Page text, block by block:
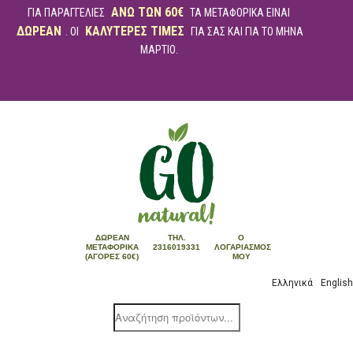
ΓΙΑ ΠΑΡΑΓΓΕΛΙΕΣ ΑΝΩ ΤΩΝ 60€ ΤΑ ΜΕΤΑΦΟΡΙΚΑ ΕΙΝΑΙ
ΔΩΡΕΑΝ . ΟΙ ΚΑΛΥΤΕΡΕΣ ΤΙΜΕΣ
ΓΙΑ ΣΑΣ ΚΑΙ ΓΙΑ ΤΟ ΜΗΝΑ
ΜΑΡΤΙΟ.
ΔΩΡΕΆΝ
ΜΕΤΑΦΟΡΙΚΆ
(ΑΓΟΡΈΣ 60€)
ΤΗΛ.
2316019331
Ο
ΛΟΓΑΡΙΑΣΜΌΣ
ΜΟΥ
Ελληνικά English
Products